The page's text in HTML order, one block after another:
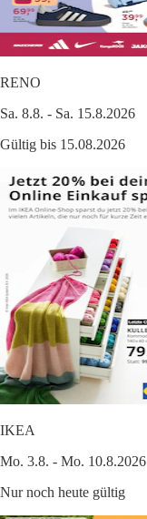
RENO
Sa. 8.8. - Sa. 15.8.2026
Gültig bis 15.08.2026
IKEA
Mo. 3.8. - Mo. 10.8.2026
Nur noch heute gültig